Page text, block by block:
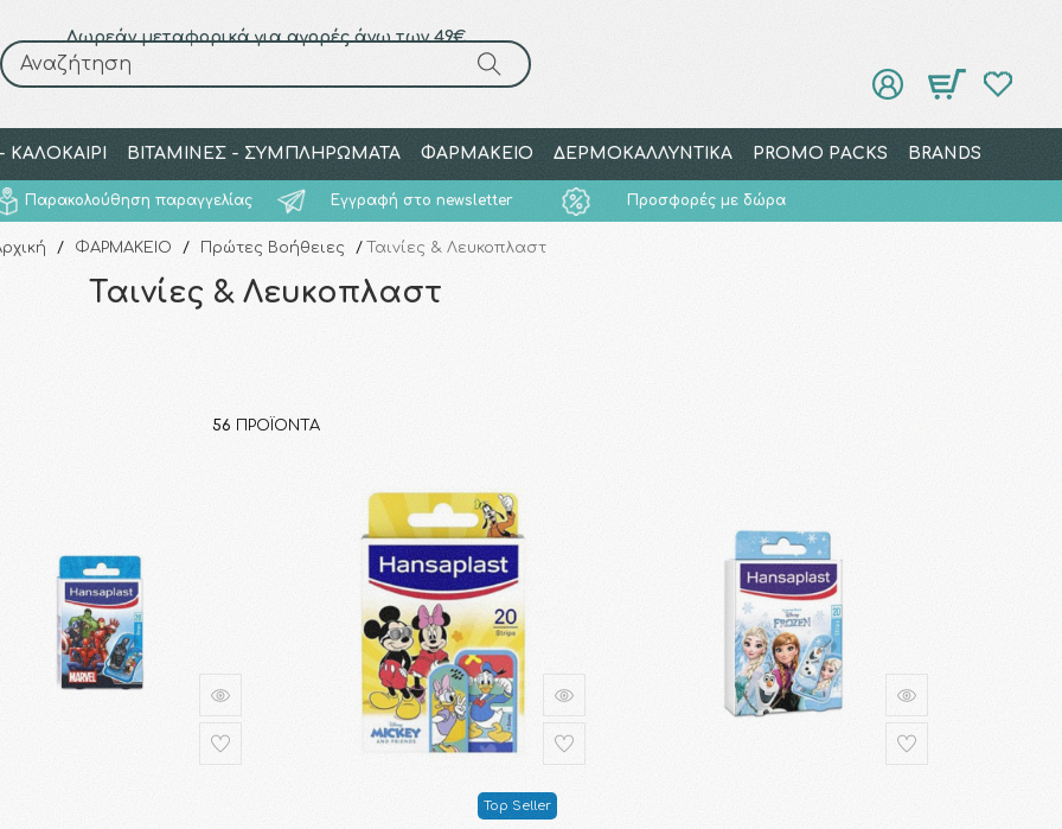
Δωρεάν μεταφορικά για αγορές άνω των 49€
Αναζήτηση
ΒΙΤΑΜΙΝΕΣ - ΣΥΜΠΛΗΡΩΜΑΤΑ ΦΑΡΜΑΚΕΙΟ ΔΕΡΜΟΚΑΛΛΥΝΤΙΚΑ PROMO PACKS BRANDS
Παρακολούθηση παραγγελίας Εγγραφή στο newsletter Προσφορές με δώρα
Αναζήτηση
/ ΦΑΡΜΑΚΕΙΟ / Πρώτες Βοήθειες / Ταινίες & Λευκοπλαστ
Ταινίες & Λευκοπλαστ
56 ΠΡΟΪΌΝΤΑ
Top Seller